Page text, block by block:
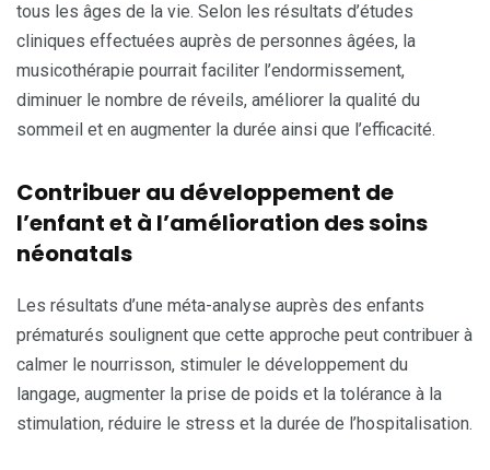
tous les âges de la vie. Selon les résultats d’études
cliniques effectuées auprès de personnes âgées, la
musicothérapie pourrait faciliter l’endormissement,
diminuer le nombre de réveils, améliorer la qualité du
sommeil et en augmenter la durée ainsi que l’efficacité.
Contribuer au développement de
l’enfant et à l’amélioration des soins
néonatals
Les résultats d’une méta-analyse auprès des enfants
prématurés soulignent que cette approche peut contribuer à
calmer le nourrisson, stimuler le développement du
langage, augmenter la prise de poids et la tolérance à la
stimulation, réduire le stress et la durée de l’hospitalisation.